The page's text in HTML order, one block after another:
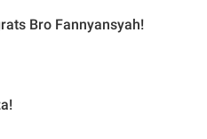
Bro Fannyansyah!